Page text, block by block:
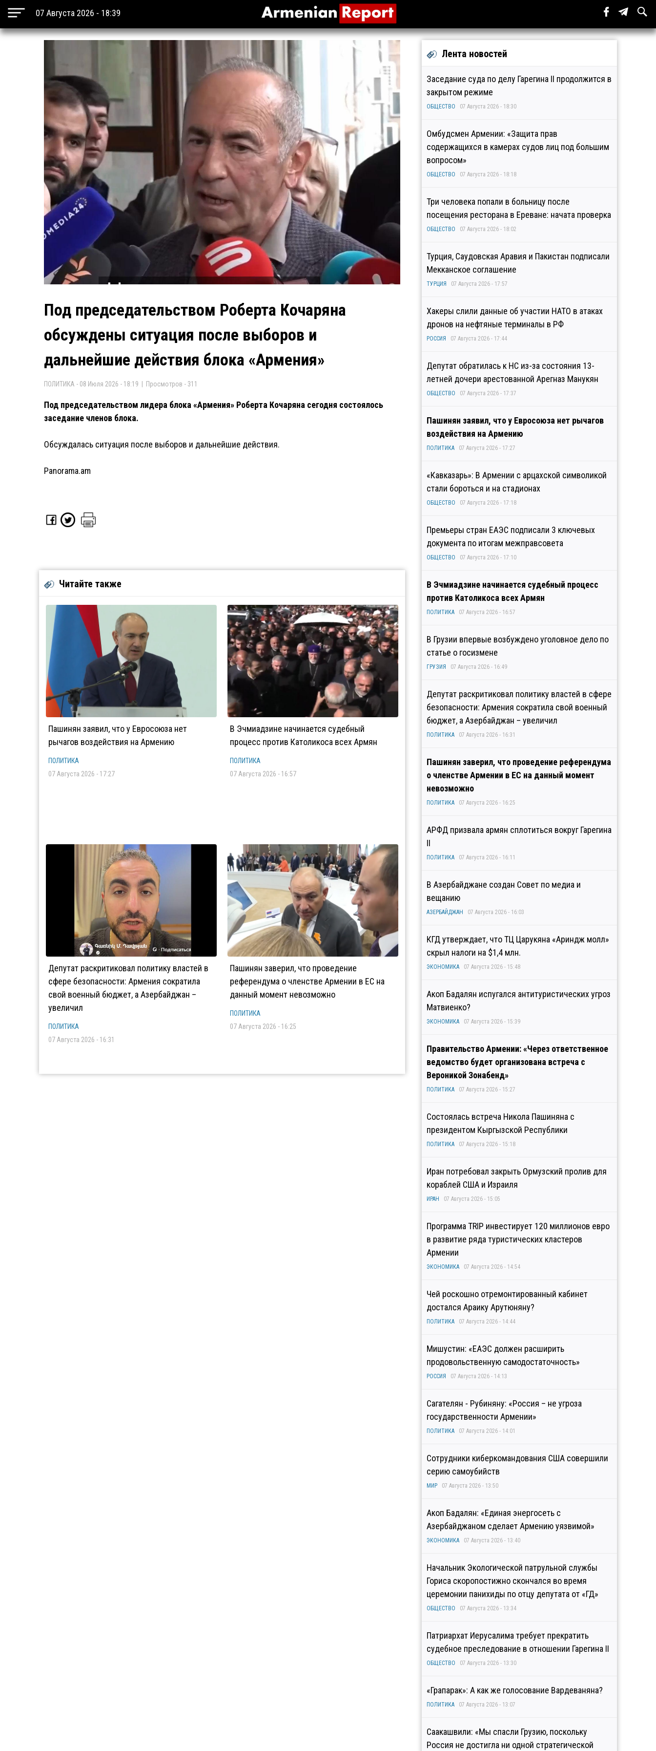
07 Августа 2026 - 18:39
Под председательством Роберта Кочаряна
обсуждены ситуация после выборов и
дальнейшие действия блока «Армения»
ПОЛИТИКА - 08 Июля 2026 - 18:19 | Просмотров - 311
Под председательством лидера блока «Армения» Роберта Кочаряна сегодня состоялось
заседание членов блока.
Обсуждалась ситуация после выборов и дальнейшие действия.
Panorama.am
Читайте также
Пашинян заявил, что у Евросоюза нет
рычагов воздействия на Армению
ПОЛИТИКА
07 Августа 2026 - 17:27
В Эчмиадзине начинается судебный
процесс против Католикоса всех Армян
ПОЛИТИКА
07 Августа 2026 - 16:57
Депутат раскритиковал политику властей в
сфере безопасности: Армения сократила
свой военный бюджет, а Азербайджан –
увеличил
ПОЛИТИКА
07 Августа 2026 - 16:31
Пашинян заверил, что проведение
референдума о членстве Армении в ЕС на
данный момент невозможно
ПОЛИТИКА
07 Августа 2026 - 16:25
Лента новостей
Заседание суда по делу Гарегина II продолжится в
закрытом режиме
ОБЩЕСТВО 07 Августа 2026 - 18:30
Омбудсмен Армении: «Защита прав
содержащихся в камерах судов лиц под большим
вопросом»
ОБЩЕСТВО 07 Августа 2026 - 18:18
Три человека попали в больницу после
посещения ресторана в Ереване: начата проверка
ОБЩЕСТВО 07 Августа 2026 - 18:02
Турция, Саудовская Аравия и Пакистан подписали
Мекканское соглашение
ТУРЦИЯ 07 Августа 2026 - 17:57
Хакеры слили данные об участии НАТО в атаках
дронов на нефтяные терминалы в РФ
РОССИЯ 07 Августа 2026 - 17:44
Депутат обратилась к НС из-за состояния 13-
летней дочери арестованной Арегназ Манукян
ОБЩЕСТВО 07 Августа 2026 - 17:37
Пашинян заявил, что у Евросоюза нет рычагов
воздействия на Армению
ПОЛИТИКА 07 Августа 2026 - 17:27
«Кавказарь»: В Армении с арцахской символикой
стали бороться и на стадионах
ОБЩЕСТВО 07 Августа 2026 - 17:18
Премьеры стран ЕАЭС подписали 3 ключевых
документа по итогам межправсовета
ОБЩЕСТВО 07 Августа 2026 - 17:10
В Эчмиадзине начинается судебный процесс
против Католикоса всех Армян
ПОЛИТИКА 07 Августа 2026 - 16:57
В Грузии впервые возбуждено уголовное дело по
статье о госизмене
ГРУЗИЯ 07 Августа 2026 - 16:49
Депутат раскритиковал политику властей в сфере
безопасности: Армения сократила свой военный
бюджет, а Азербайджан – увеличил
ПОЛИТИКА 07 Августа 2026 - 16:31
Пашинян заверил, что проведение референдума
о членстве Армении в ЕС на данный момент
невозможно
ПОЛИТИКА 07 Августа 2026 - 16:25
АРФД призвала армян сплотиться вокруг Гарегина
II
ПОЛИТИКА 07 Августа 2026 - 16:11
В Азербайджане создан Совет по медиа и
вещанию
АЗЕРБАЙДЖАН 07 Августа 2026 - 16:03
КГД утверждает, что ТЦ Царукяна «Ариндж молл»
скрыл налоги на $1,4 млн.
ЭКОНОМИКА 07 Августа 2026 - 15:48
Акоп Бадалян испугался антитуристических угроз
Матвиенко?
ЭКОНОМИКА 07 Августа 2026 - 15:39
Правительство Армении: «Через ответственное
ведомство будет организована встреча с
Вероникой Зонабенд»
ПОЛИТИКА 07 Августа 2026 - 15:27
Состоялась встреча Никола Пашиняна с
президентом Кыргызской Республики
ПОЛИТИКА 07 Августа 2026 - 15:18
Иран потребовал закрыть Ормузский пролив для
кораблей США и Израиля
ИРАН 07 Августа 2026 - 15:05
Программа TRIP инвестирует 120 миллионов евро
в развитие ряда туристических кластеров
Армении
ЭКОНОМИКА 07 Августа 2026 - 14:54
Чей роскошно отремонтированный кабинет
достался Араику Арутюняну?
ПОЛИТИКА 07 Августа 2026 - 14:44
Мишустин: «ЕАЭС должен расширить
продовольственную самодостаточность»
РОССИЯ 07 Августа 2026 - 14:13
Сагателян - Рубиняну: «Россия – не угроза
государственности Армении»
ПОЛИТИКА 07 Августа 2026 - 14:01
Сотрудники киберкомандования США совершили
серию самоубийств
МИР 07 Августа 2026 - 13:50
Акоп Бадалян: «Единая энергосеть с
Азербайджаном сделает Армению уязвимой»
ЭКОНОМИКА 07 Августа 2026 - 13:40
Начальник Экологической патрульной службы
Гориса скоропостижно скончался во время
церемонии панихиды по отцу депутата от «ГД»
ОБЩЕСТВО 07 Августа 2026 - 13:34
Патриархат Иерусалима требует прекратить
судебное преследование в отношении Гарегина II
ОБЩЕСТВО 07 Августа 2026 - 13:30
«Грапарак»: А как же голосование Вардеваняна?
ПОЛИТИКА 07 Августа 2026 - 13:07
Саакашвили: «Мы спасли Грузию, поскольку
Россия не достигла ни одной стратегической